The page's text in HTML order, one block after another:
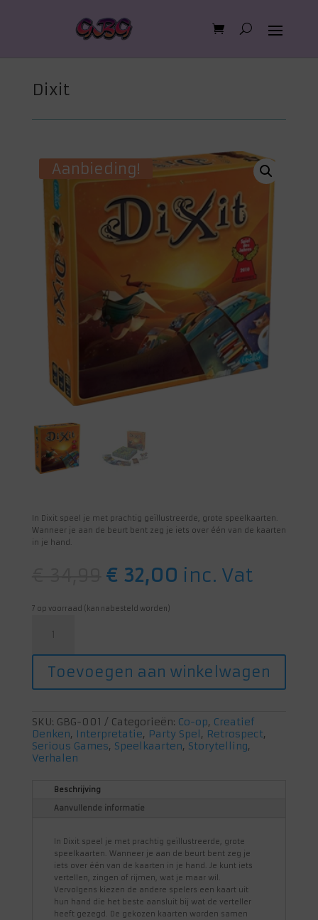
Dixit
Aanbieding!
In Dixit speel je met prachtig geïllustreerde, grote speelkaarten.
Wanneer je aan de beurt bent zeg je iets over één van de kaarten
in je hand.
Oorspronkelijke
prijs
€ 34,99.
€32,00 Huidige
prijs
inc. Vat
7 op voorraad (kan nabesteld worden)
aantal
Toevoegen aan winkelwagen
SKU: GBG-001 Categorieën: Co-op, Creatief
Denken, Interpretatie, Party Spel, Retrospect,
Serious Games, Speelkaarten, Storytelling,
Verhalen
Beschrijving
Aanvullende informatie
In Dixit speel je met prachtig geïllustreerde, grote
speelkaarten. Wanneer je aan de beurt bent zeg je
iets over één van de kaarten in je hand. Je kunt iets
vertellen, zingen of rijmen, wat je maar wil.
Vervolgens kiezen de andere spelers een kaart uit
hun hand die het beste aansluit bij wat de verteller
heeft gezegd. De gekozen kaarten worden samen